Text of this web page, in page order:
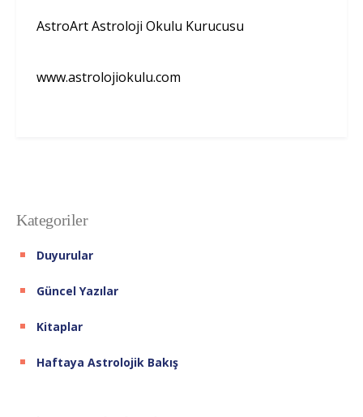
AstroArt Astroloji Okulu Kurucusu
www.astrolojiokulu.com
Kategoriler
Duyurular
Güncel Yazılar
Kitaplar
Haftaya Astrolojik Bakış